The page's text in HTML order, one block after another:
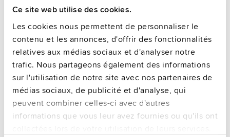
Ce site web utilise des cookies.
Les cookies nous permettent de personnaliser le
contenu et les annonces, d'offrir des fonctionnalités
relatives aux médias sociaux et d'analyser notre
trafic. Nous partageons également des informations
sur l'utilisation de notre site avec nos partenaires de
médias sociaux, de publicité et d'analyse, qui
peuvent combiner celles-ci avec d'autres
informations que vous leur avez fournies ou qu'ils ont
Informations commerciales
FAQs
This video is hosted by external service. By continuing,
you agree to the external service's privacy policy.